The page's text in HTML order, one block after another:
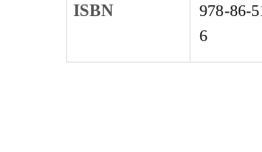
ISBN
978-86-
6